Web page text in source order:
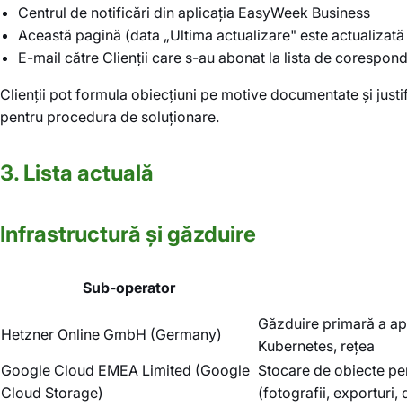
Centrul de notificări din aplicația EasyWeek Business
Această pagină (data „Ultima actualizare" este
E-mail către Clienții care s-au abonat la lista de
Clienții pot formula obiecțiuni pe motive documentate și
pentru procedura de soluționare.
3. Lista actuală
Infrastructură și găzduire
Sub-operator
Hetzner Online GmbH (Germany)
Găzduire primară a
Kubernetes, rețea
Google Cloud EMEA Limited (Google
Cloud Storage)
Stocare de obiecte
(fotografii, exporturi,